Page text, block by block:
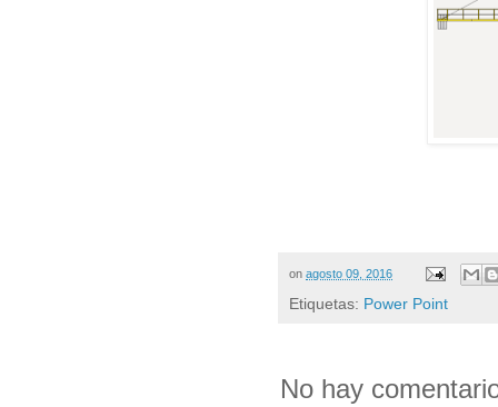
on agosto 09, 2016
Etiquetas: Power Point
No hay